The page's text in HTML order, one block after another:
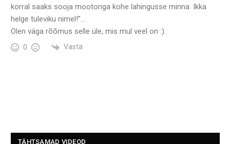
korral saaks sooja mootoriga kohe lahingusse minna. Ikka
helge tuleviku nimel!”…
Olen väga rõõmus selle üle, mis mul veel on :).
0 Vasta
TÄHTSAMAD VIDEOD